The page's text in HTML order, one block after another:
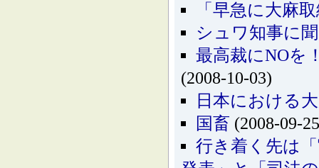
「早急に大麻
シュワ知事に
最高裁にNOを
(2008-10-03)
日本における
国畜 (2008-09-
行き着く先は